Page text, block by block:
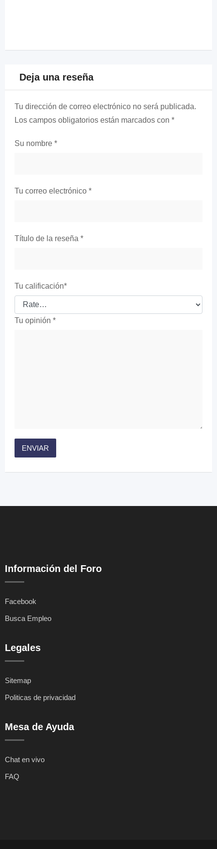
Deja una reseña
Tu dirección de correo electrónico no será publicada.
Los campos obligatorios están marcados con *
Su nombre *
Tu correo electrónico *
Título de la reseña *
Tu calificación*
Tu opinión *
Información del Foro
Facebook
Busca Empleo
Legales
Sitemap
Politicas de privacidad
Mesa de Ayuda
Chat en vivo
FAQ